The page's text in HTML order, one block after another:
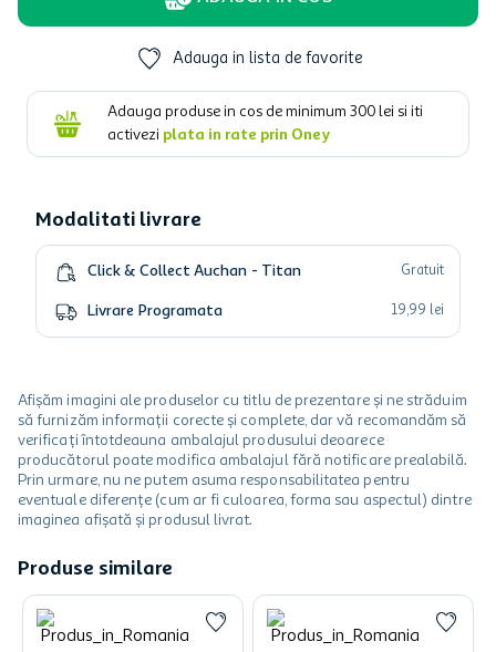
Adauga in lista de favorite
Adauga produse in cos de minimum 300 lei si iti
activezi plata in rate prin Oney
Modalitati livrare
Click & Collect Auchan - Titan Gratuit
Livrare Programata 19,99 lei
Afișăm imagini ale produselor cu titlu de prezentare și ne străduim
să furnizăm informații corecte și complete, dar vă recomandăm să
verificați întotdeauna ambalajul produsului deoarece
producătorul poate modifica ambalajul fără notificare prealabilă.
Prin urmare, nu ne putem asuma responsabilitatea pentru
eventuale diferențe (cum ar fi culoarea, forma sau aspectul) dintre
imaginea afișată și produsul livrat.
Produse similare